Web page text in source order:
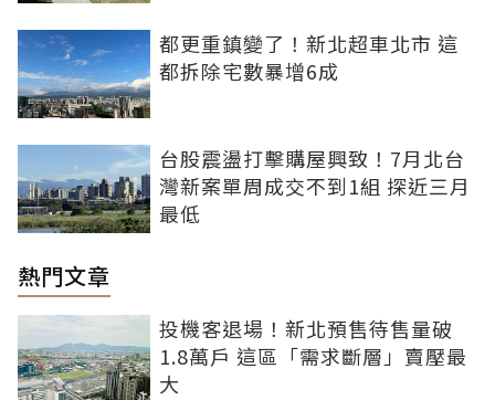
都更重鎮變了！新北超車北市 這
都拆除宅數暴增6成
台股震盪打擊購屋興致！7月北台
灣新案單周成交不到1組 探近三月
最低
熱門文章
投機客退場！新北預售待售量破
1.8萬戶 這區「需求斷層」賣壓最
大